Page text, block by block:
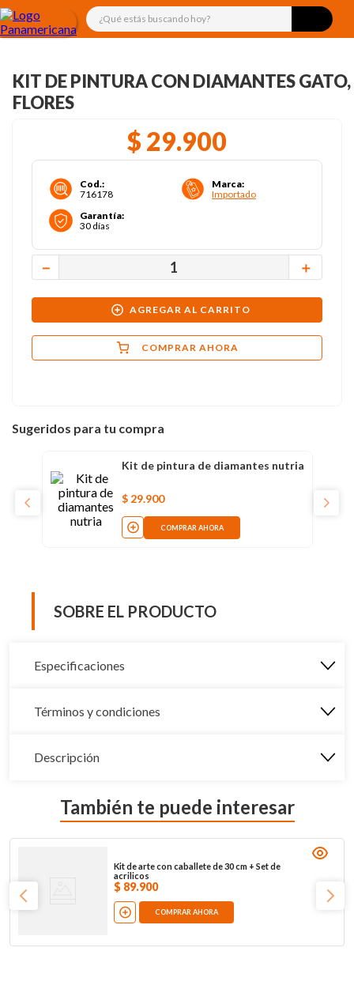
¿Qué estás buscando hoy?
KIT DE PINTURA CON DIAMANTES GATO,
FLORES
$ 29.900
Cod.:
716178
Marca:
Importado
Garantía:
30 días
＋
－
AGREGAR AL CARRITO
COMPRAR AHORA
Sugeridos para tu compra
Kit de pintura de diamantes nutria
$ 29.900
COMPRAR AHORA
SOBRE EL PRODUCTO
Especificaciones
Términos y condiciones
Descripción
También te puede interesar
Kit de arte con caballete de 30 cm + Set de
acrilicos
$ 89.900
COMPRAR AHORA